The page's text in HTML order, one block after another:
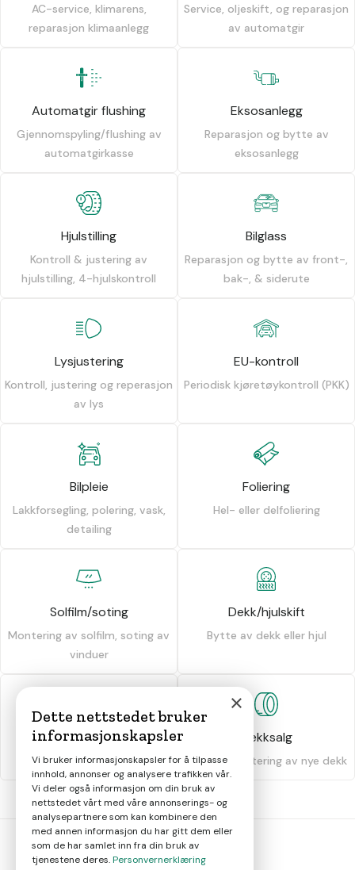
AC-service, klimarens,
reparasjon klimaanlegg
Service, oljeskift, og reparasjon
av automatgir
Automatgir flushing
Gjennomspyling/flushing av
automatgirkasse
Eksosanlegg
Reparasjon og bytte av
eksosanlegg
Hjulstilling
Kontroll & justering av
hjulstilling, 4-hjulskontroll
Bilglass
Reparasjon og bytte av front-,
bak-, & siderute
Lysjustering
Kontroll, justering og reperasjon
av lys
EU-kontroll
Periodisk kjøretøykontroll (PKK)
Bilpleie
Lakkforsegling, polering, vask,
detailing
Foliering
Hel- eller delfoliering
Solfilm/soting
Montering av solfilm, soting av
vinduer
Dekk/hjulskift
Bytte av dekk eller hjul
Dekkhotell
Oppbevaring av dekk
Dekksalg
Salg og montering av nye dekk
×
Dette nettstedet bruker
informasjonskapsler
Vi bruker informasjonskapsler for å tilpasse
innhold, annonser og analysere trafikken vår.
Vi deler også informasjon om din bruk av
nettstedet vårt med våre annonserings- og
analysepartnere som kan kombinere den
med annen informasjon du har gitt dem eller
som de har samlet inn fra din bruk av
tjenestene deres.Personvernerklæring